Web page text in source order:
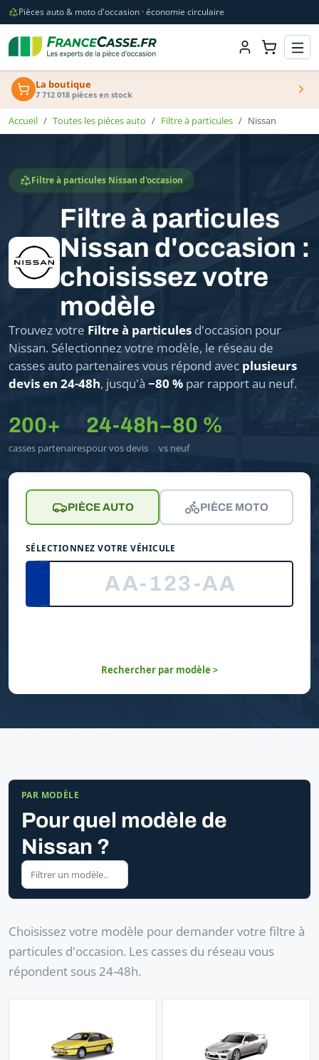
Pièces auto & moto d'occasion · économie circulaire
La boutique
7 712 018 pièces en stock
Accueil Toutes les pièces auto Filtre à particules Nissan
Filtre à particules Nissan d'occasion
Filtre à particules
Nissan d'occasion :
choisissez votre
modèle
Trouvez votre Filtre à particules d'occasion pour
Nissan. Sélectionnez votre modèle, le réseau de
casses auto partenaires vous répond avec plusieurs
devis en 24-48h, jusqu'à −80 % par rapport au neuf.
200+
casses partenaires
24-48h
pour vos devis
−80 %
vs neuf
PIÈCE AUTO PIÈCE MOTO
SÉLECTIONNEZ VOTRE VÉHICULE
Rechercher par modèle >
PAR MODÈLE
Pour quel modèle de
Nissan ?
Choisissez votre modèle pour demander votre filtre à
particules d'occasion. Les casses du réseau vous
répondent sous 24-48h.